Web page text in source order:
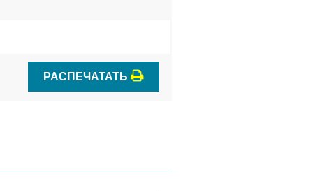
РАСПЕЧАТАТЬ